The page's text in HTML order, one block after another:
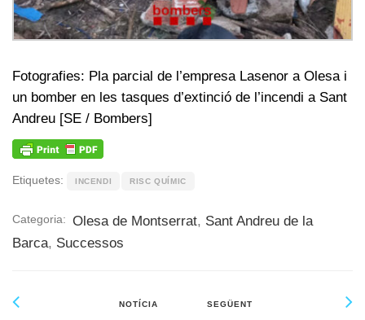
Fotografies: Pla parcial de l’empresa Lasenor a Olesa i
un bomber en les tasques d’extinció de l’incendi a Sant
Andreu [SE / Bombers]
Etiquetes: INCENDI RISC QUÍMIC
Categoria: Olesa de Montserrat, Sant Andreu de la
Barca, Successos
NOTÍCIA SEGÜENT